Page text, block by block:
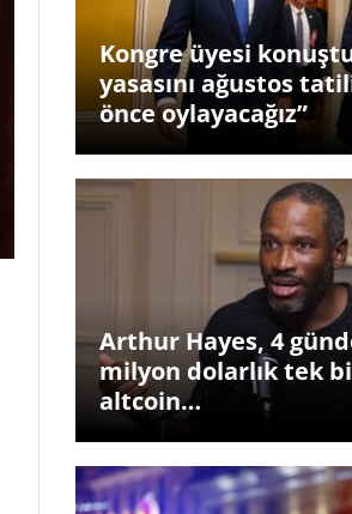
Kongre üyesi
yasasını ağustos
önce oylayacağız”
Arthur Hayes, 4
milyon dolarlık tek
altcoin…